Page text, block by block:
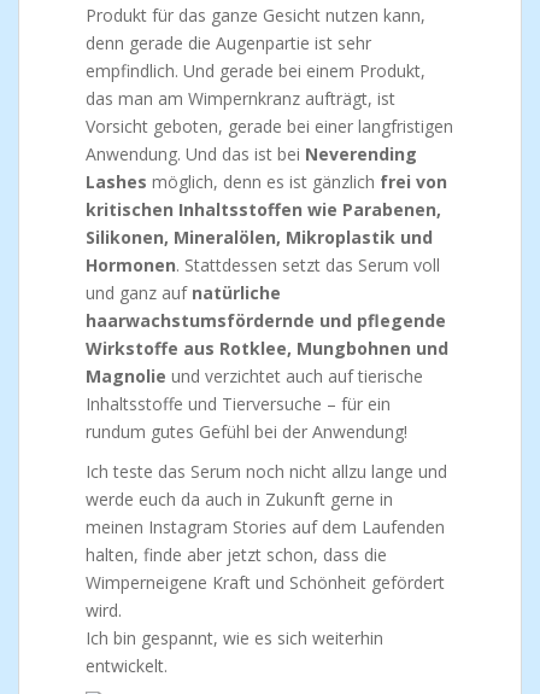
Produkt für das ganze Gesicht nutzen kann,
denn gerade die Augenpartie ist sehr
empfindlich. Und gerade bei einem Produkt,
das man am Wimpernkranz aufträgt, ist
Vorsicht geboten, gerade bei einer langfristigen
Anwendung. Und das ist bei Neverending
Lashes möglich, denn es ist gänzlich frei von
kritischen Inhaltsstoffen wie Parabenen,
Silikonen, Mineralölen, Mikroplastik und
Hormonen. Stattdessen setzt das Serum voll
und ganz aufnatürliche
haarwachstumsfördernde und pflegende
Wirkstoffe aus Rotklee, Mungbohnen und
Magnolie und verzichtet auch auf tierische
Inhaltsstoffe und Tierversuche – für ein
rundum gutes Gefühl bei der Anwendung!
Ich teste das Serum noch nicht allzu lange und
werde euch da auch in Zukunft gerne in
meinen Instagram Stories auf dem Laufenden
halten, finde aber jetzt schon, dass die
Wimperneigene Kraft und Schönheit gefördert
wird.
Ich bin gespannt, wie es sich weiterhin
entwickelt.